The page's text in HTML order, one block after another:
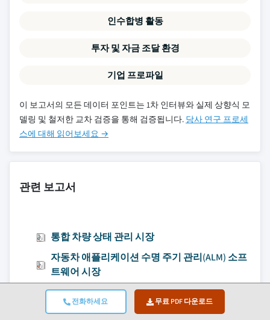
전화하세요 무료 PDF 다운로드
인수합병 활동
투자 및 자금 조달 환경
기업 프로파일
이 보고서의 모든 데이터 포인트는 1차 인터뷰와 실제 상향식 모
델링 및 철저한 교차 검증을 통해 검증됩니다. 당사 연구 프로세
스에 대해 읽어보세요 →
관련 보고서
통합 차량 상태 관리 시장
자동차 애플리케이션 수명 주기 관리(ALM) 소프
트웨어 시장
자동차 엣지 컴퓨팅 시장
차량-그리드(V2G) 소프트웨어 플랫폼 및 집적 서